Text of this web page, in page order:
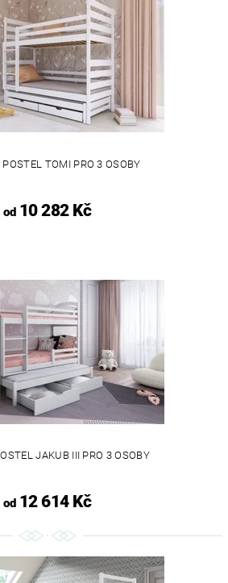
POSTEL TOMI PRO 3 OSOBY
od10 282 Kč
JAKUB III PRO 3 OSOBY
od12 614 Kč